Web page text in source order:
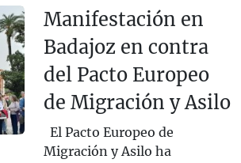
Manifestación en
Badajoz en contra
del Pacto Europeo
de Migración y Asilo
El Pacto Europeo de
Migración y Asilo ha